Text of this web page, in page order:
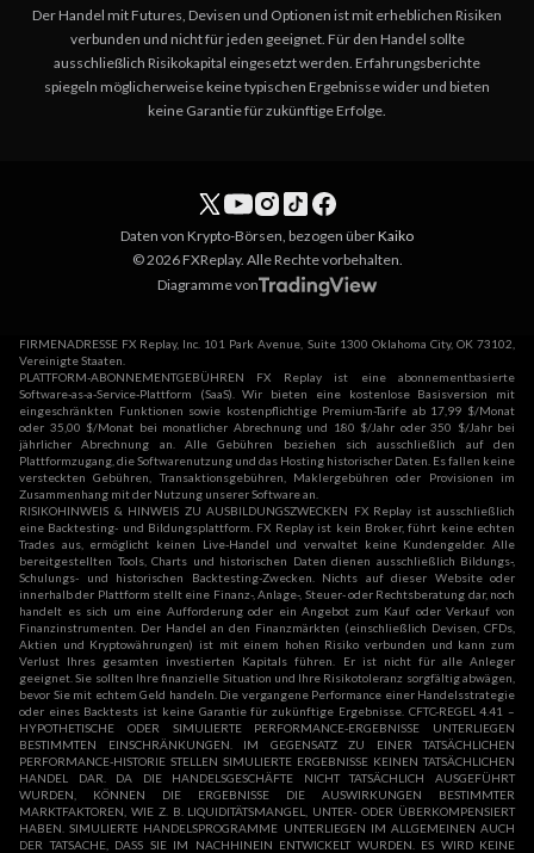
Der Handel mit Futures, Devisen und Optionen ist mit erheblichen Risiken
verbunden und nicht für jeden geeignet. Für den Handel sollte
ausschließlich Risikokapital eingesetzt werden. Erfahrungsberichte
spiegeln möglicherweise keine typischen Ergebnisse wider und bieten
keine Garantie für zukünftige Erfolge.
Daten von Krypto-Börsen, bezogen überKaiko
© 2026 FXReplay. Alle Rechte vorbehalten.
Diagramme von
FIRMENADRESSE FX Replay, Inc. 101 Park Avenue, Suite 1300 Oklahoma City, OK 73102,
Vereinigte Staaten.
PLATTFORM-ABONNEMENTGEBÜHREN FX Replay ist eine abonnementbasierte
Software-as-a-Service-Plattform (SaaS). Wir bieten eine kostenlose Basisversion mit
eingeschränkten Funktionen sowie kostenpflichtige Premium-Tarife ab 17,99 $/Monat
oder 35,00 $/Monat bei monatlicher Abrechnung und 180 $/Jahr oder 350 $/Jahr bei
jährlicher Abrechnung an. Alle Gebühren beziehen sich ausschließlich auf den
Plattformzugang, die Softwarenutzung und das Hosting historischer Daten. Es fallen keine
versteckten Gebühren, Transaktionsgebühren, Maklergebühren oder Provisionen im
Zusammenhang mit der Nutzung unserer Software an.
RISIKOHINWEIS & HINWEIS ZU AUSBILDUNGSZWECKEN FX Replay ist ausschließlich
eine Backtesting- und Bildungsplattform. FX Replay ist kein Broker, führt keine echten
Trades aus, ermöglicht keinen Live-Handel und verwaltet keine Kundengelder. Alle
bereitgestellten Tools, Charts und historischen Daten dienen ausschließlich Bildungs-,
Schulungs- und historischen Backtesting-Zwecken. Nichts auf dieser Website oder
innerhalb der Plattform stellt eine Finanz-, Anlage-, Steuer- oder Rechtsberatung dar, noch
handelt es sich um eine Aufforderung oder ein Angebot zum Kauf oder Verkauf von
Finanzinstrumenten. Der Handel an den Finanzmärkten (einschließlich Devisen, CFDs,
Aktien und Kryptowährungen) ist mit einem hohen Risiko verbunden und kann zum
Verlust Ihres gesamten investierten Kapitals führen. Er ist nicht für alle Anleger
geeignet. Sie sollten Ihre finanzielle Situation und Ihre Risikotoleranz sorgfältig abwägen,
bevor Sie mit echtem Geld handeln. Die vergangene Performance einer Handelsstrategie
oder eines Backtests ist keine Garantie für zukünftige Ergebnisse. CFTC-REGEL 4.41 –
HYPOTHETISCHE ODER SIMULIERTE PERFORMANCE-ERGEBNISSE UNTERLIEGEN
BESTIMMTEN EINSCHRÄNKUNGEN. IM GEGENSATZ ZU EINER TATSÄCHLICHEN
PERFORMANCE-HISTORIE STELLEN SIMULIERTE ERGEBNISSE KEINEN TATSÄCHLICHEN
HANDEL DAR. DA DIE HANDELSGESCHÄFTE NICHT TATSÄCHLICH AUSGEFÜHRT
WURDEN, KÖNNEN DIE ERGEBNISSE DIE AUSWIRKUNGEN BESTIMMTER
MARKTFAKTOREN, WIE Z. B. LIQUIDITÄTSMANGEL, UNTER- ODER ÜBERKOMPENSIERT
HABEN. SIMULIERTE HANDELSPROGRAMME UNTERLIEGEN IM ALLGEMEINEN AUCH
DER TATSACHE, DASS SIE IM NACHHINEIN ENTWICKELT WURDEN. ES WIRD KEINE